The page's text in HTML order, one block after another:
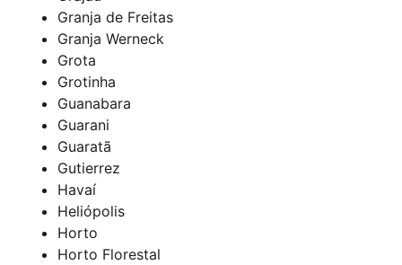
Granja de Freitas
Granja Werneck
Grota
Grotinha
Guanabara
Guarani
Guaratã
Gutierrez
Havaí
Heliópolis
Horto
Horto Florestal